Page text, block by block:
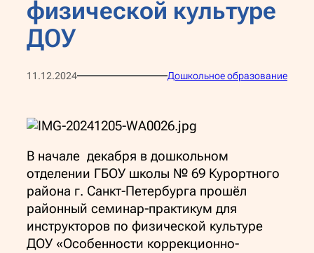
физической культуре
ДОУ
11.12.2024 Дошкольное образование
В начале декабря в дошкольном
отделении ГБОУ школы № 69 Курортного
района г. Санкт-Петербурга прошёл
районный семинар-практикум для
инструкторов по физической культуре
ДОУ «Особенности коррекционно-